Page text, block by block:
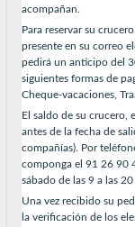
acompañan.
Para reservar su
presente en su correo
pedirá un anticipo del
siguientes formas de
Cheque-vacaciones,
El saldo de su crucero,
antes de la fecha de
compañías). Por
componga el 91 26 90
sábado de las 9 a las
Una vez recibido su
la verificación de los